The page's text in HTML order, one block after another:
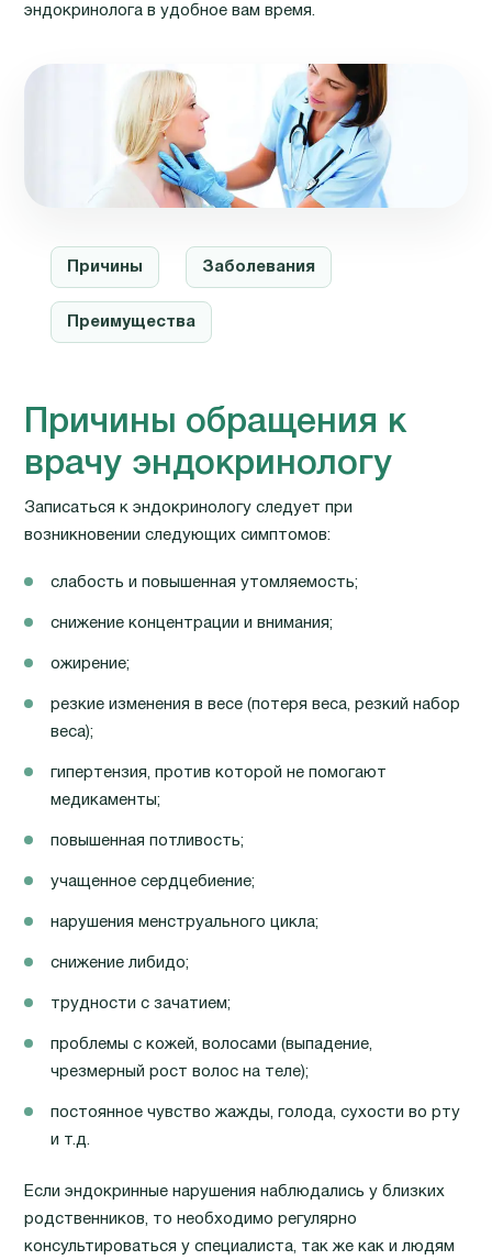
эндокринолога в удобное вам время.
Причины Заболевания
Преимущества
Причины обращения к
врачу эндокринологу
Записаться к эндокринологу следует при
возникновении следующих симптомов:
слабость и повышенная утомляемость;
снижение концентрации и внимания;
ожирение;
резкие изменения в весе (потеря веса, резкий набор
веса);
гипертензия, против которой не помогают
медикаменты;
повышенная потливость;
учащенное сердцебиение;
нарушения менструального цикла;
снижение либидо;
трудности с зачатием;
проблемы с кожей, волосами (выпадение,
чрезмерный рост волос на теле);
постоянное чувство жажды, голода, сухости во рту
и т.д.
Если эндокринные нарушения наблюдались у близких
родственников, то необходимо регулярно
консультироваться у специалиста, так же как и людям